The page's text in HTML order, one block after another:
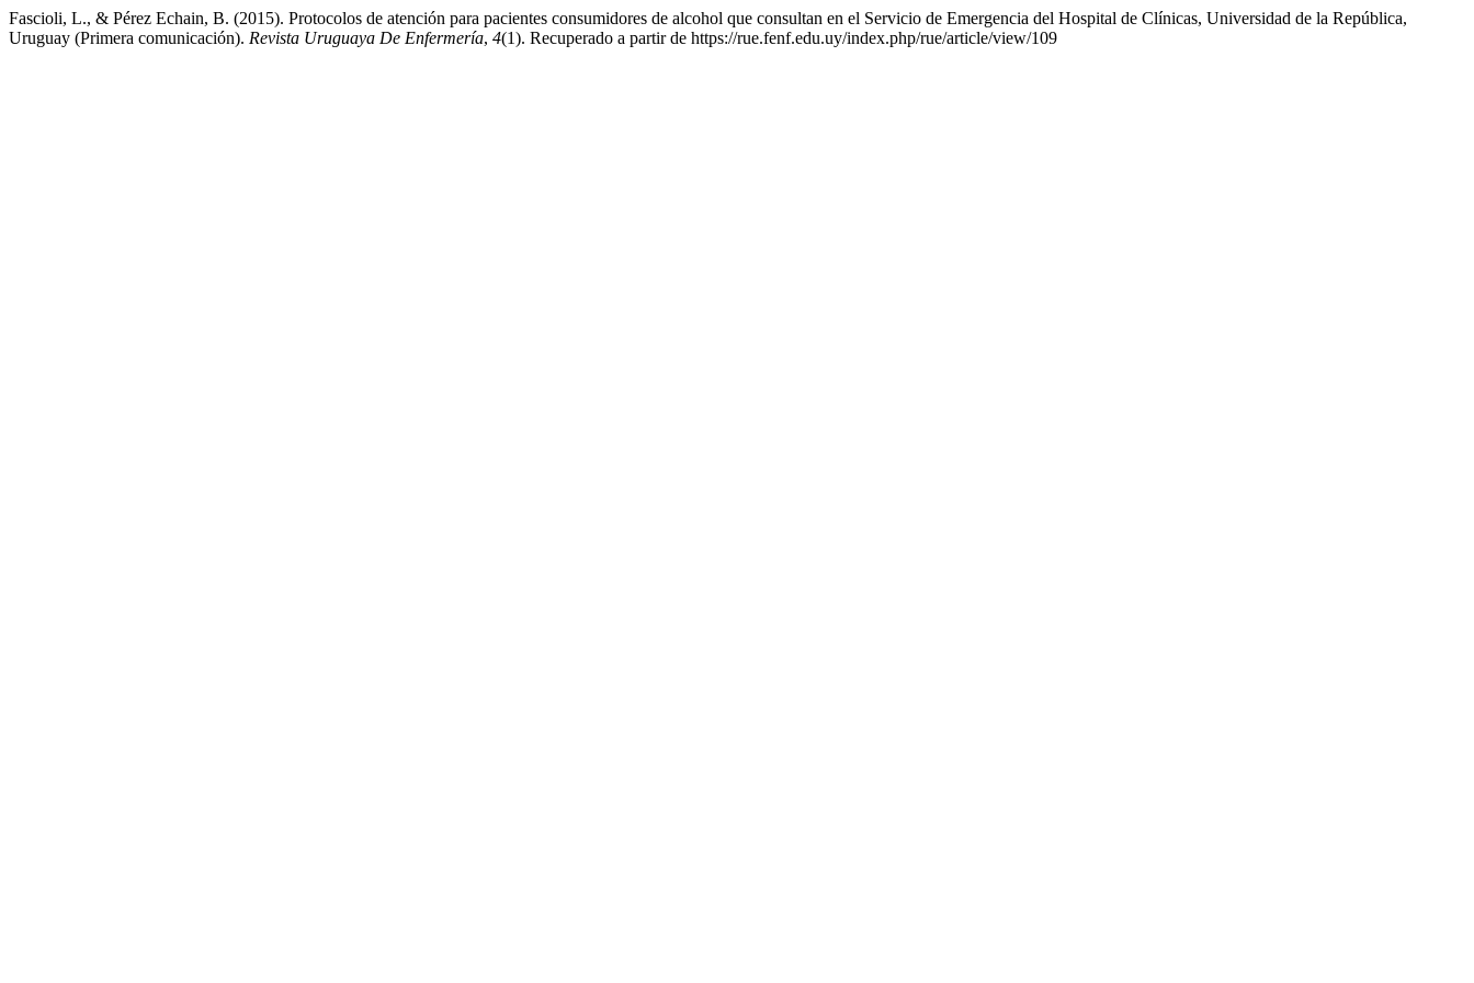
Fascioli, L., & Pérez Echain, B. (2015). Protocolos de atención para pacientes consumidores de alcohol que consultan en el Servicio de Emergencia del Hospital de Clínicas, Universidad de la República,
Uruguay (Primera comunicación). Revista Uruguaya De Enfermería, 4(1). Recuperado a partir de https://rue.fenf.edu.uy/index.php/rue/article/view/109